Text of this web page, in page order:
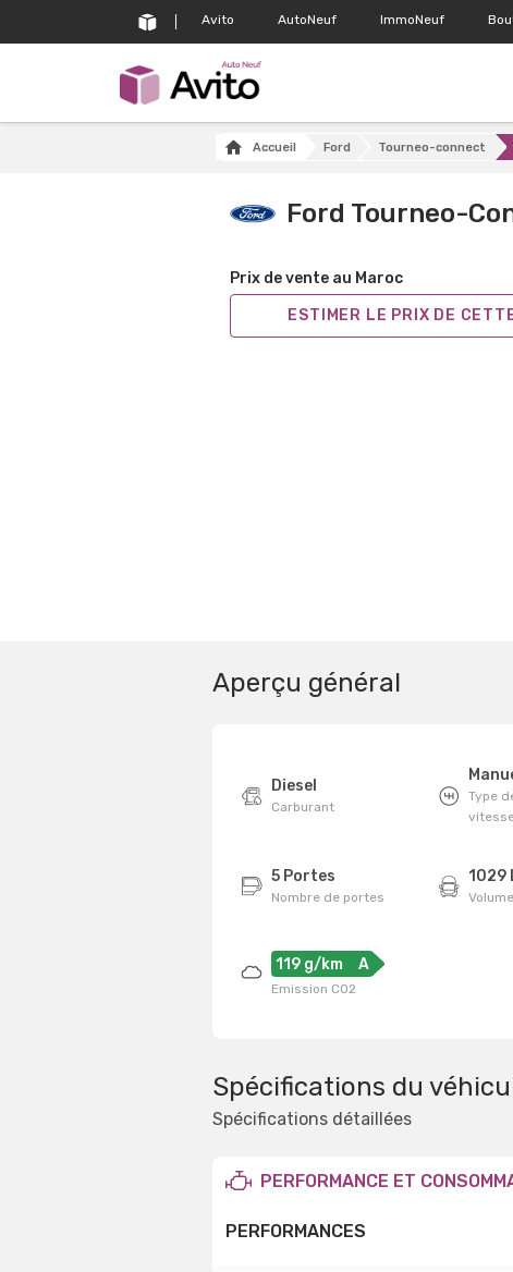
Avito AutoNeuf ImmoNeuf
Accueil Ford Tourneo-connect
Ford Tourneo-
Prix de vente au Maroc
ESTIMER LE PRIX DE
Aperçu général
Diesel
Carburant
Type
5 Portes
Nombre de portes
1029
119 g/km A
Emission CO2
Spécifications du
Spécifications détaillées
PERFORMANCE ET
PERFORMANCES